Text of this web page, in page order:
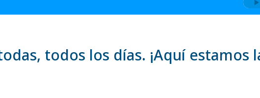
todos los días. ¡Aquí estamos